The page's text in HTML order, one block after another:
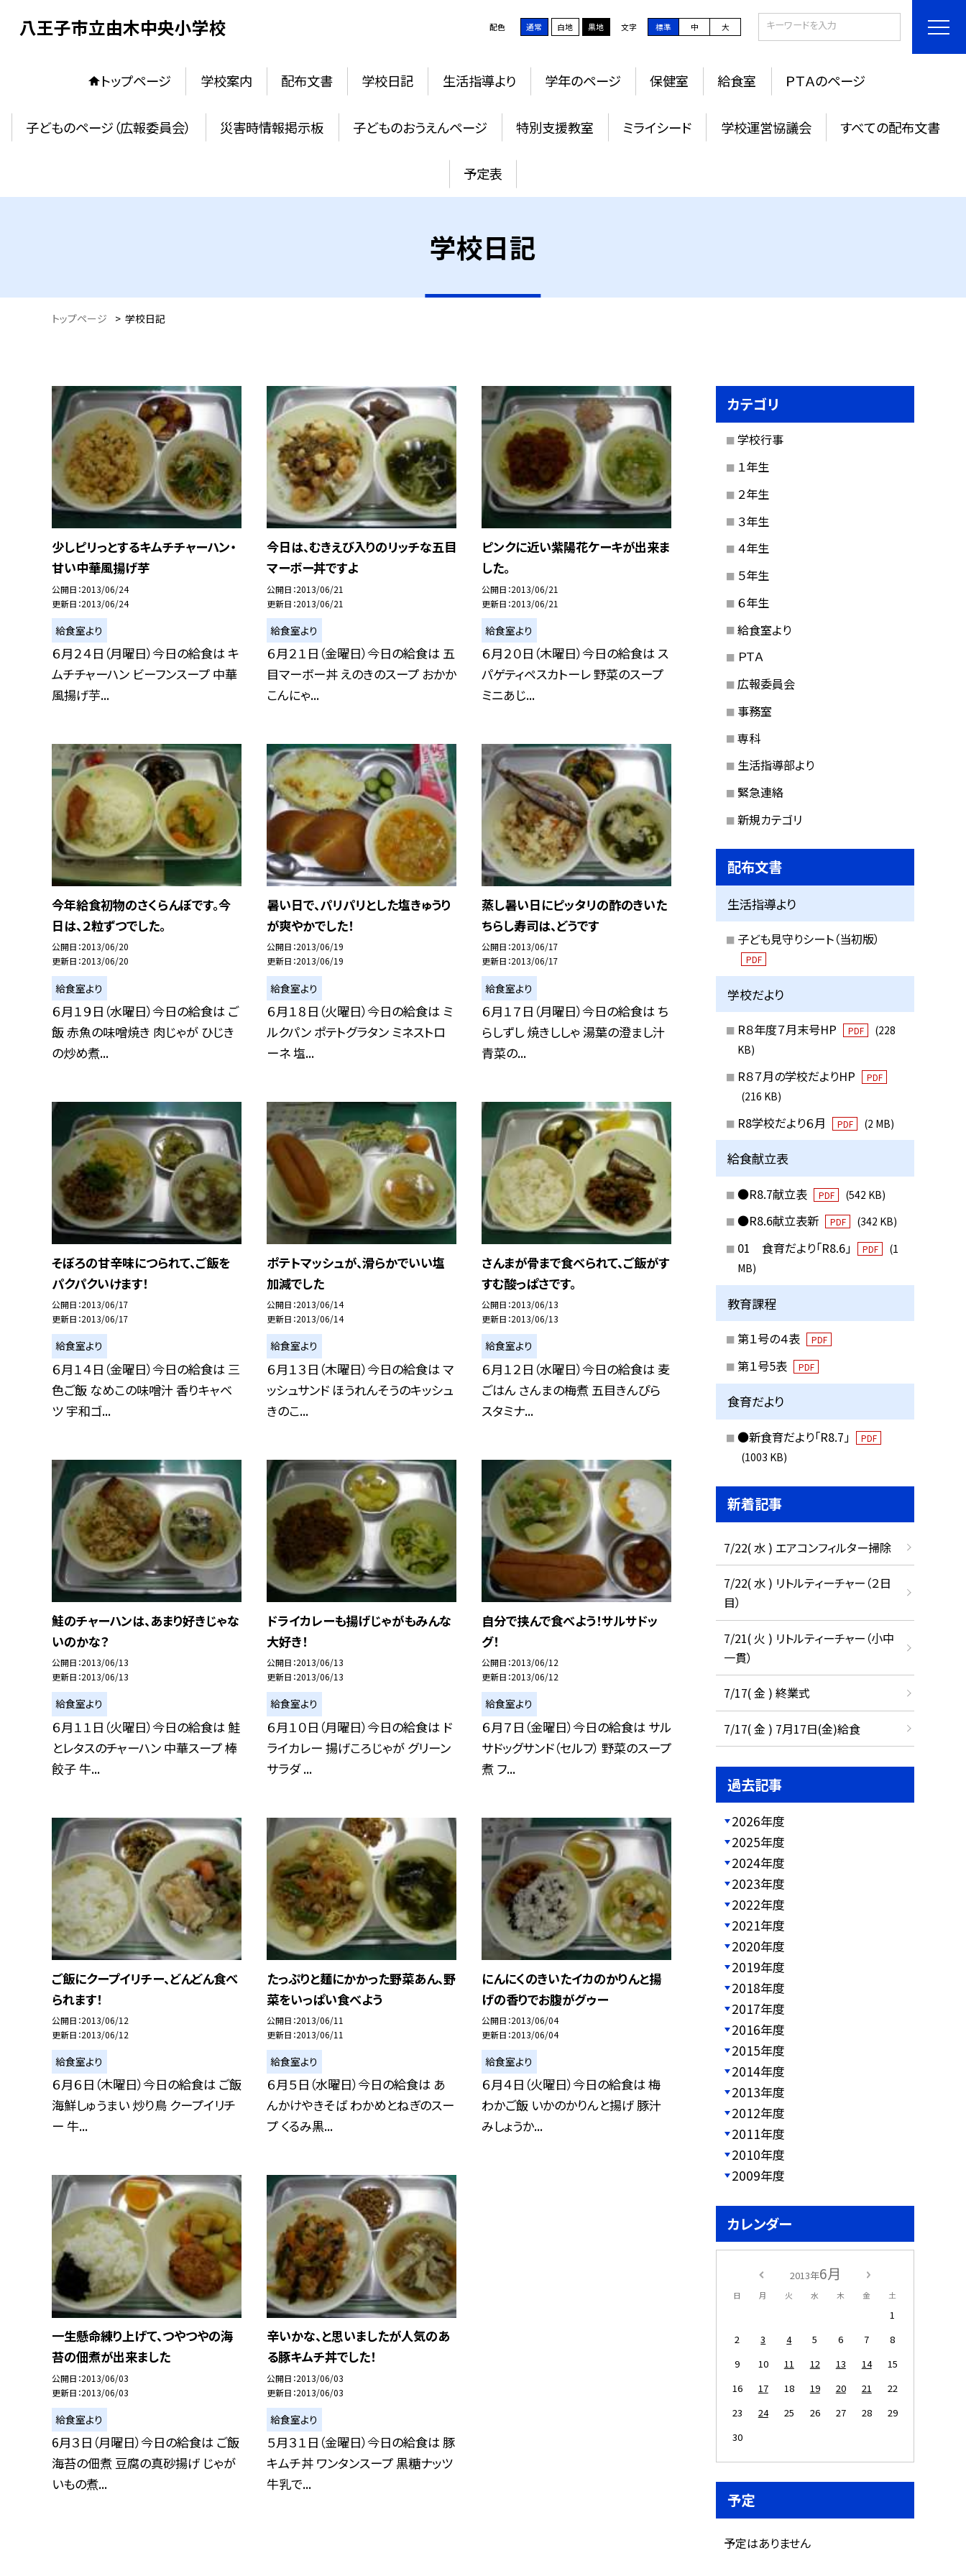
八王子市立由木中央小学校 配色 通常 白地 黒地 文字 標準 中 大
トップページ 学校案内 配布文書 学校日記 生活指導より 学年のページ 保健室 給食室 ＰＴＡのページ
子どものページ（広報委員会） 災害時情報掲示板 子どものおうえんページ 特別支援教室 ミライシード 学校運営協議会 すべての配布文書
予定表
学校日記
トップページ > 学校日記
少しピリっとするキムチチャーハン・
甘い中華風揚げ芋
公開日 2013/06/24
更新日 2013/06/24
給食室より
６月２４日（月曜日）今日の給食は キ
ムチチャーハン ビーフンスープ 中華
風揚げ芋...
今日は、むきえび入りのリッチな五目
マーボー丼ですよ
公開日 2013/06/21
更新日 2013/06/21
給食室より
６月２１日（金曜日）今日の給食は 五
目マーボー丼 えのきのスープ おかか
こんにゃ...
ピンクに近い紫陽花ケーキが出来ま
した。
公開日 2013/06/21
更新日 2013/06/21
給食室より
６月２０日（木曜日）今日の給食は ス
パゲティペスカトーレ 野菜のスープ
ミニあじ...
今年給食初物のさくらんぼです。今
日は、２粒ずつでした。
公開日 2013/06/20
更新日 2013/06/20
給食室より
６月１９日（水曜日）今日の給食は ご
飯 赤魚の味噌焼き 肉じゃが ひじき
の炒め煮...
暑い日で、パリパリとした塩きゅうり
が爽やかでした！
公開日 2013/06/19
更新日 2013/06/19
給食室より
６月１８日（火曜日）今日の給食は ミ
ルクパン ポテトグラタン ミネストロ
ーネ 塩...
蒸し暑い日にピッタリの酢のきいた
ちらし寿司は、どうです
公開日 2013/06/17
更新日 2013/06/17
給食室より
６月１７日（月曜日）今日の給食は ち
らしずし 焼きししゃ 湯葉の澄まし汁
青菜の...
そぼろの甘辛味につられて、ご飯を
パクパクいけます！
公開日 2013/06/17
更新日 2013/06/17
給食室より
６月１４日（金曜日）今日の給食は 三
色ご飯 なめこの味噌汁 香りキャベ
ツ 宇和ゴ...
ポテトマッシュが、滑らかでいい塩
加減でした
公開日 2013/06/14
更新日 2013/06/14
給食室より
６月１３日（木曜日）今日の給食は マ
ッシュサンド ほうれんそうのキッシュ
きのこ...
さんまが骨まで食べられて、ご飯がす
すむ酸っぱさです。
公開日 2013/06/13
更新日 2013/06/13
給食室より
６月１２日（水曜日）今日の給食は 麦
ごはん さんまの梅煮 五目きんぴら
スタミナ...
鮭のチャーハンは、あまり好きじゃな
いのかな？
公開日 2013/06/13
更新日 2013/06/13
給食室より
６月１１日（火曜日）今日の給食は 鮭
とレタスのチャーハン 中華スープ 棒
餃子 牛...
ドライカレーも揚げじゃがもみんな
大好き！
公開日 2013/06/13
更新日 2013/06/13
給食室より
６月１０日（月曜日）今日の給食は ド
ライカレー 揚げころじゃが グリーン
サラダ ...
自分で挟んで食べよう！サルサドッ
グ！
公開日 2013/06/12
更新日 2013/06/12
給食室より
６月７日（金曜日）今日の給食は サル
サドッグサンド（セルフ） 野菜のスープ
煮 フ...
ご飯にクープイリチー、どんどん食べ
られます！
公開日 2013/06/12
更新日 2013/06/12
給食室より
６月６日（木曜日）今日の給食は ご飯
海鮮しゅうまい 炒り鳥 クープイリチ
ー 牛...
たっぷりと麺にかかった野菜あん、野
菜をいっぱい食べよう
公開日 2013/06/11
更新日 2013/06/11
給食室より
６月５日（水曜日）今日の給食は あ
んかけやきそば わかめとねぎのスー
プ くるみ黒...
にんにくのきいたイカのかりんと揚
げの香りでお腹がグゥー
公開日 2013/06/04
更新日 2013/06/04
給食室より
６月４日（火曜日）今日の給食は 梅
わかご飯 いかのかりんと揚げ 豚汁
みしょうか...
一生懸命練り上げて、つやつやの海
苔の佃煮が出来ました
公開日 2013/06/03
更新日 2013/06/03
給食室より
6月３日（月曜日）今日の給食は ご飯
海苔の佃煮 豆腐の真砂揚げ じゃが
いもの煮...
辛いかな、と思いましたが人気のあ
る豚キムチ丼でした！
公開日 2013/06/03
更新日 2013/06/03
給食室より
５月３１日（金曜日）今日の給食は 豚
キムチ丼 ワンタンスープ 黒糖ナッツ
牛乳で...
カテゴリ
学校行事
１年生
２年生
３年生
４年生
５年生
６年生
給食室より
ＰＴＡ
広報委員会
事務室
専科
生活指導部より
緊急連絡
新規カテゴリ
配布文書
生活指導より
子ども見守りシート（当初版）
PDF
学校だより
R８年度７月末号HP PDF
(228
KB)
R８７月の学校だよりHP PDF
(216 KB)
R8学校だより６月 PDF (2 MB)
給食献立表
●R8.7献立表 PDF (542 KB)
●R8.6献立表新 PDF (342 KB)
01 食育だより「R8.6」 PDF
(1
MB)
教育課程
第１号の４表 PDF
第１号5表 PDF
食育だより
●新食育だより「R8.7」 PDF
(1003 KB)
新着記事
7/22( 水 ) エアコンフィルター掃除
7/22( 水 ) リトルティーチャー（２日
目）
7/21( 火 ) リトルティーチャー（小中
一貫）
7/17( 金 ) 終業式
7/17( 金 ) 7月17日(金)給食
過去記事
2026年度
2025年度
2024年度
2023年度
2022年度
2021年度
2020年度
2019年度
2018年度
2017年度
2016年度
2015年度
2014年度
2013年度
2012年度
2011年度
2010年度
2009年度
カレンダー
2013年6月
日 月 火 水 木 金 土
1
2
3 4 5 6 7
8
9
10 11 12 13 14
15
16
17 18 19 20 21
22
23
24 25 26 27 28
29
30
予定
予定はありません